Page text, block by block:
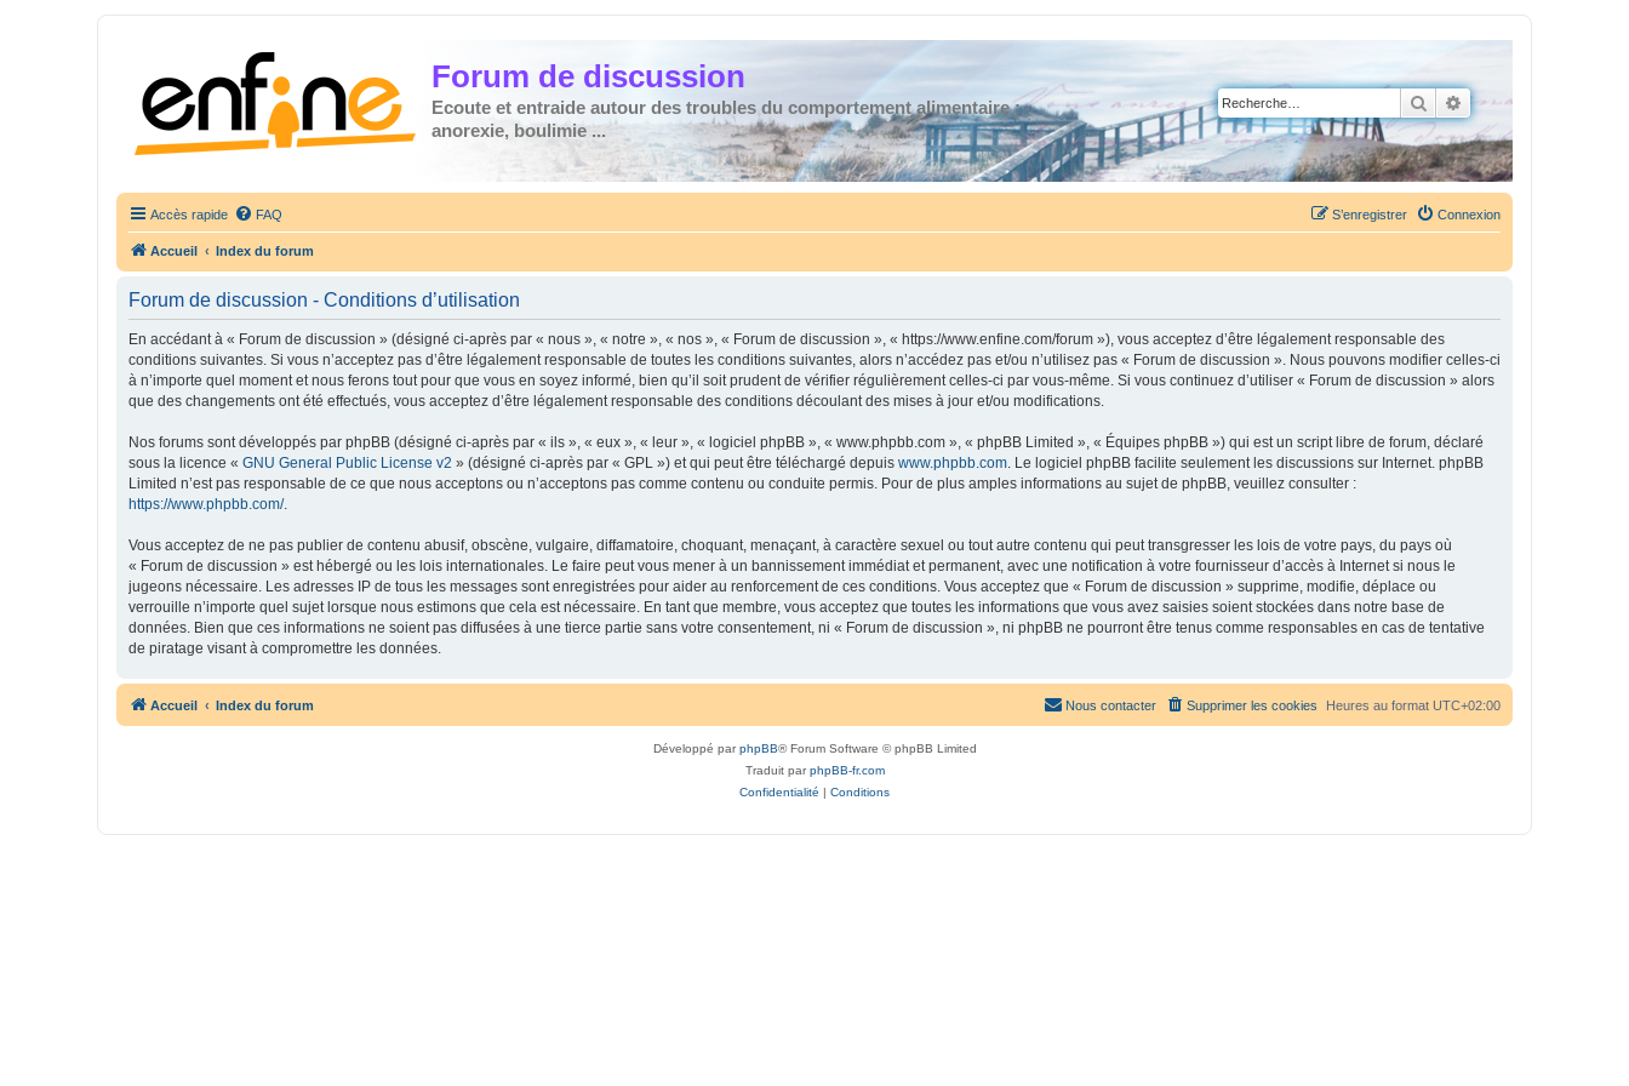
Forum de discussion
Ecoute et entraide autour des troubles du comportement alimentaire :
anorexie, boulimie ...
Rechercher
Recherche avancée
Accès rapide FAQ Connexion
S’enregistrer
Accueil Index du forum
Forum de discussion - Conditions d’utilisation
En accédant à « Forum de discussion » (désigné ci-après par « nous », « notre », « nos », « Forum de discussion », « https://www.enfine.com/forum »), vous acceptez d’être légalement responsable des
conditions suivantes. Si vous n’acceptez pas d’être légalement responsable de toutes les conditions suivantes, alors n’accédez pas et/ou n’utilisez pas « Forum de discussion ». Nous pouvons modifier celles-ci
à n’importe quel moment et nous ferons tout pour que vous en soyez informé, bien qu’il soit prudent de vérifier régulièrement celles-ci par vous-même. Si vous continuez d’utiliser « Forum de discussion » alors
que des changements ont été effectués, vous acceptez d’être légalement responsable des conditions découlant des mises à jour et/ou modifications.
Nos forums sont développés par phpBB (désigné ci-après par « ils », « eux », « leur », « logiciel phpBB », « www.phpbb.com », « phpBB Limited », « Équipes phpBB ») qui est un script libre de forum, déclaré
sous la licence « GNU General Public License v2 » (désigné ci-après par « GPL ») et qui peut être téléchargé depuis www.phpbb.com. Le logiciel phpBB facilite seulement les discussions sur Internet. phpBB
Limited n’est pas responsable de ce que nous acceptons ou n’acceptons pas comme contenu ou conduite permis. Pour de plus amples informations au sujet de phpBB, veuillez consulter :
https://www.phpbb.com/.
Vous acceptez de ne pas publier de contenu abusif, obscène, vulgaire, diffamatoire, choquant, menaçant, à caractère sexuel ou tout autre contenu qui peut transgresser les lois de votre pays, du pays où
« Forum de discussion » est hébergé ou les lois internationales. Le faire peut vous mener à un bannissement immédiat et permanent, avec une notification à votre fournisseur d’accès à Internet si nous le
jugeons nécessaire. Les adresses IP de tous les messages sont enregistrées pour aider au renforcement de ces conditions. Vous acceptez que « Forum de discussion » supprime, modifie, déplace ou
verrouille n’importe quel sujet lorsque nous estimons que cela est nécessaire. En tant que membre, vous acceptez que toutes les informations que vous avez saisies soient stockées dans notre base de
données. Bien que ces informations ne soient pas diffusées à une tierce partie sans votre consentement, ni « Forum de discussion », ni phpBB ne pourront être tenus comme responsables en cas de tentative
de piratage visant à compromettre les données.
Accueil Index du forum Heures au format UTC+02:00
Supprimer les cookies
Nous contacter
Développé parphpBB® Forum Software © phpBB Limited
Traduit parphpBB-fr.com
Confidentialité | Conditions